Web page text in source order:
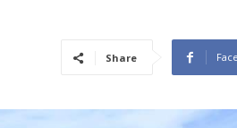
Share